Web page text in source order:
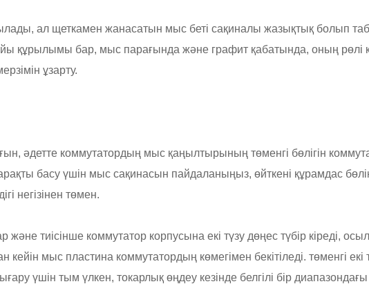
ал щеткамен жанасатын мыс беті сақиналы жазықтық болып
құрылымы бар, мыс парағында және графит қабатында, оның рөлі
ұзарту.
әдетте коммутатордың мыс қаңылтырының төменгі бөлігін
басу үшін мыс сақинасын пайдаланыңыз, өйткені құрамдас
негізінен төмен.
және тиісінше коммутатор корпусына екі түзу дөңес түбір кіреді,
мыс пластина коммутатордың көмегімен бекітіледі. төменгі екі
үшін тым үлкен, токарлық өңдеу кезінде белгілі бір